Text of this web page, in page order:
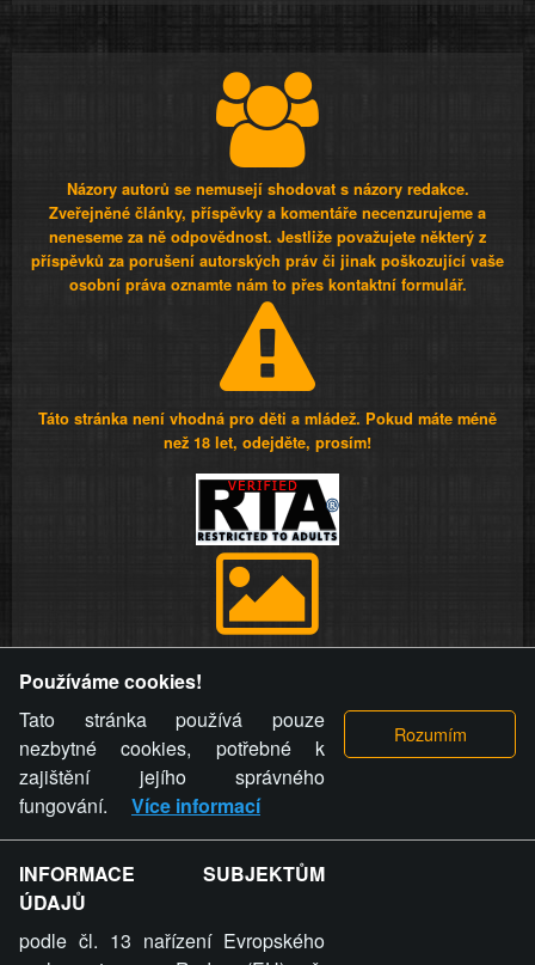
Názory autorů se nemusejí shodovat s názory redakce.
Zveřejněné články, příspěvky a komentáře necenzurujeme a
neneseme za ně odpovědnost. Jestliže považujete některý z
příspěvků za porušení autorských práv či jinak poškozující vaše
osobní práva oznamte nám to přes kontaktní formulář.
Táto stránka není vhodná pro děti a mládež. Pokud máte méně
než 18 let, odejděte, prosím!
videa a komentáře. Osoba, které se toto opatření provozovatele
stránky týče, ani osoba, která umístila fotografii nebo video na
stránku, nemůže z důvodu odstranění fotografie, videa nebo
komentáře pro výše uvedenou okolnost uplatnit vůči
provozovateli stránky žádný nárok na náhradu škody nebo
nemajetkové újmy.
ZVRÁCENÝ.CZ - Svět není zvrácenej. To jen
ty lidi...
Používáme cookies!
Tato stránka používá pouze
nezbytné cookies, potřebné k
zajištění jejího správného
fungování.
Více informací
INFORMACE SUBJEKTŮM
ÚDAJŮ
podle čl. 13 nařízení Evropského